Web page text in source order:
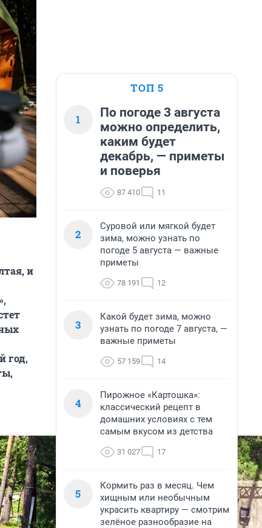
и
год,
ТОП 5
1
По погоде 3 августа
можно определить,
каким будет
декабрь, — приметы
и поверья
87 410 11
2
Суровой или мягкой будет
зима, можно узнать по
погоде 5 августа — важные
приметы
78 191 12
3
Какой будет зима, можно
узнать по погоде 7 августа, —
важные приметы
57 159 14
4
Пирожное «Картошка»:
классический рецепт в
домашних условиях с тем
самым вкусом из детства
31 027 17
5
Кормить раз в месяц. Чем
хищным или необычным
украсить квартиру — смотрим
зелёное разнообразие на